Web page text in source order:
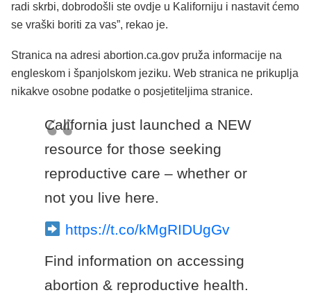
radi skrbi, dobrodošli ste ovdje u Kaliforniju i nastavit ćemo
se vraški boriti za vas”, rekao je.
Stranica na adresi abortion.ca.gov pruža informacije na
engleskom i španjolskom jeziku. Web stranica ne prikuplja
nikakve osobne podatke o posjetiteljima stranice.
California just launched a NEW
resource for those seeking
reproductive care – whether or
not you live here.
https://t.co/kMgRIDUgGv
Find information on accessing
abortion & reproductive health.